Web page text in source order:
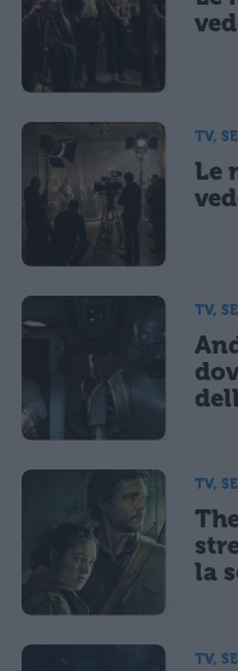
CONFERMA E PUBBLICA
TV,
Le
TV,
TV,
la
TV,